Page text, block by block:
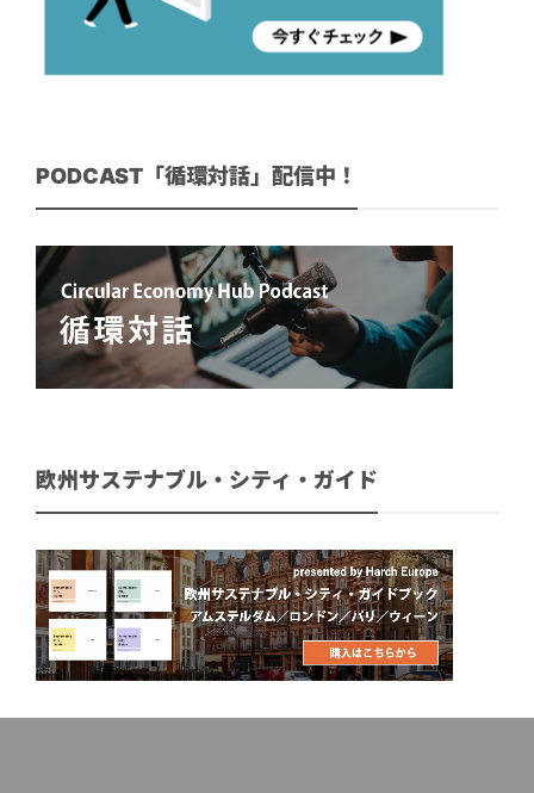
PODCAST「循環対話」配信中！
欧州サステナブル・シティ・ガイド